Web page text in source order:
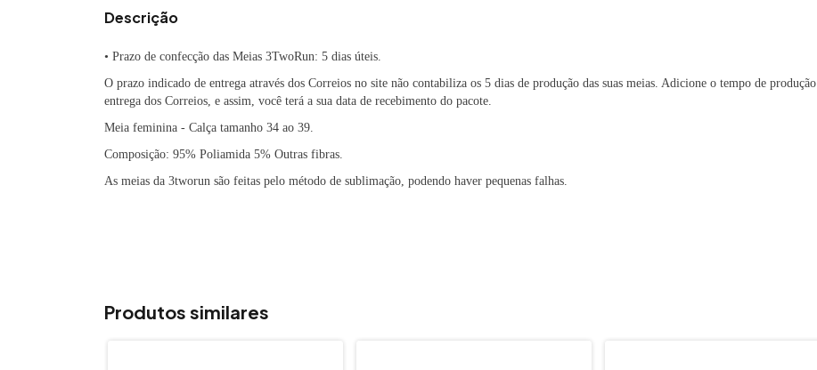
Descrição
• Prazo de confecção das Meias 3TwoRun: 5 dias úteis.
O prazo indicado de entrega através dos Correios no site não contabiliza os 5 dias de produção das suas meias. Adicione o tempo de
entrega dos Correios, e assim, você terá a sua data de recebimento do pacote.
Meia feminina - Calça tamanho 34 ao 39.
Composição: 95% Poliamida 5% Outras fibras.
As meias da 3tworun são feitas pelo método de sublimação, podendo haver pequenas falhas.
Produtos similares